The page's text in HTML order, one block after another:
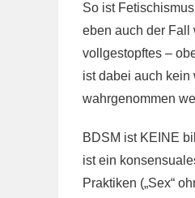
So ist
eben auch der Fall
vollgestopftes –
ist dabei auch kein
wahrgenommen
BDSM ist KEINE
ist ein
Praktiken („Sex“